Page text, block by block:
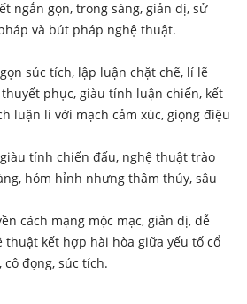
ngắn gọn, trong sáng, giản dị, sử
và bút pháp nghệ thuật.
súc tích, lập luận chặt chẽ, lí lẽ
phục, giàu tính luận chiến, kết
luận lí với mạch cảm xúc, giọng điệu
tính chiến đấu, nghệ thuật trào
hóm hỉnh nhưng thâm thúy, sâu
cách mạng mộc mạc, giản dị, dễ
kết hợp hài hòa giữa yếu tố cổ
đọng, súc tích.